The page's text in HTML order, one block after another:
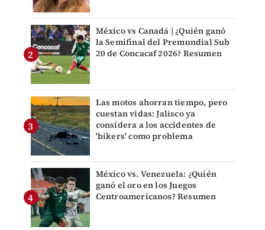
México vs Canadá | ¿Quién ganó
la Semifinal del Premundial Sub
20 de Concacaf 2026? Resumen
Las motos ahorran tiempo, pero
cuestan vidas: Jalisco ya
considera a los accidentes de
'bikers' como problema
México vs. Venezuela: ¿Quién
ganó el oro en los Juegos
Centroamericanos? Resumen